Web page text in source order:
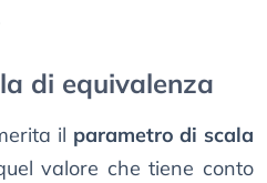
di equivalenza
il parametro di scala
valore che tiene conto